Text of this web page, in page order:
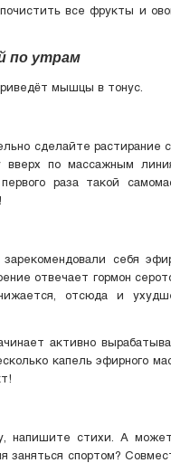
все фрукты и
по утрам
мышцы в тонус.
сделайте растирание
вверх по массажным
раза такой
себя
отвечает гормон
отсюда и
активно
капель эфирного
напишите стихи. А
заняться спортом?